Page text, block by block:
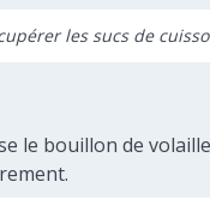
les sucs de
le bouillon de